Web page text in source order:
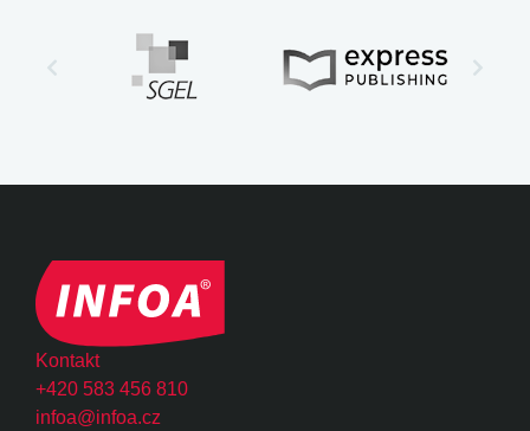
Kontakt
+420 583 456 810
infoa@infoa.cz